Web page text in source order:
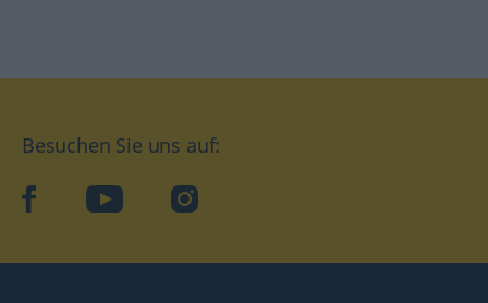
Besuchen Sie uns auf:
facebookYouTube Instagram